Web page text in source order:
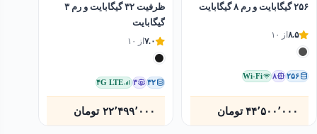
۲۵۶ گیگابایت و رم ۸ گیگابایت
۸.۵از ۱۰
۲۵۶ ۸ Wi-Fi
۴۴٬۵۰۰٬۰۰۰ تومان
ظرفیت ۳۲ گیگابایت و رم ۳
گیگابایت
۷.۰از ۱۰
۳۲ ۳ ۴G LTE
۲۲٬۴۹۹٬۰۰۰ تومان